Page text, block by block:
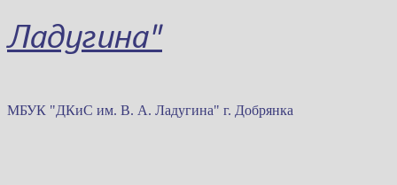
Ладугина"
МБУК "ДКиС им. В. А. Ладугина" г. Добрянка